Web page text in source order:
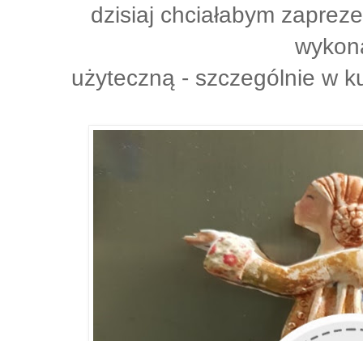
dzisiaj chciałabym
użyteczną - szczególnie w